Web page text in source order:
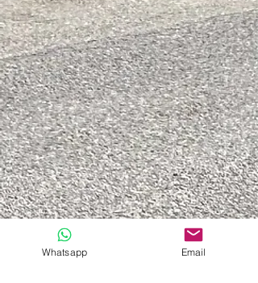
Datenschutzerklärung
Whatsapp Email